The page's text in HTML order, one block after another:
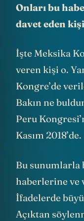
Onları bu
davet eden
İşte Meksika
veren kişi o.
Kongre’de
Bakın ne
Peru
Kasım 2018’de.
Bu sunumlarla
haberlerine ve
İfadelerde
Açıktan